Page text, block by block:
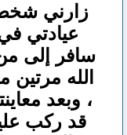
زارني
عيادتي
سافر إلى
الله
، وبعد
قد ركب